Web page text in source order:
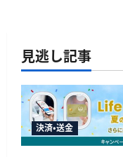
見逃し記事
決済・送金